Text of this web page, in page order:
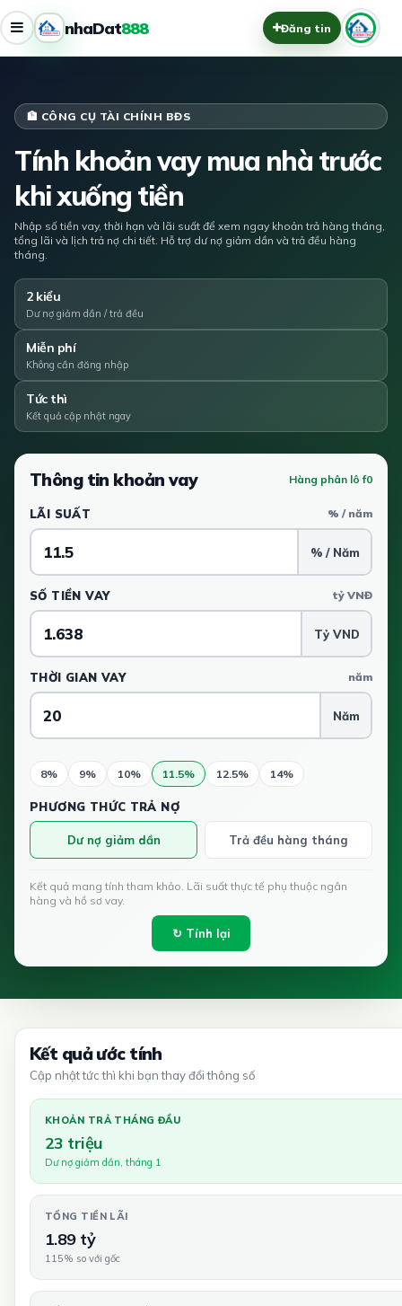
nhaDat888 Đăng tin
🏦 CÔNG CỤ TÀI CHÍNH BĐS
Tính khoản vay mua nhà trước
khi xuống tiền
Nhập số tiền vay, thời hạn và lãi suất để xem ngay khoản trả hàng tháng,
tổng lãi và lịch trả nợ chi tiết. Hỗ trợ dư nợ giảm dần và trả đều hàng
tháng.
2 kiểu
Dư nợ giảm dần / trả đều
Miễn phí
Không cần đăng nhập
Tức thì
Kết quả cập nhật ngay
Thông tin khoản vay Hàng phân lô f0
LÃI SUẤT % / năm
% / Năm
SỐ TIỀN VAY tỷ VNĐ
Tỷ VND
THỜI GIAN VAY năm
Năm
8% 9% 10% 11.5% 12.5% 14%
PHƯƠNG THỨC TRẢ NỢ
Dư nợ giảm dần Trả đều hàng tháng
Kết quả mang tính tham khảo. Lãi suất thực tế phụ thuộc ngân
hàng và hồ sơ vay.
↻ Tính lại
Kết quả ước tính
Cập nhật tức thì khi bạn thay đổi thông số
KHOẢN TRẢ THÁNG ĐẦU
23 triệu
Dư nợ giảm dần, tháng 1
TỔNG TIỀN LÃI
1.89 tỷ
115% so với gốc